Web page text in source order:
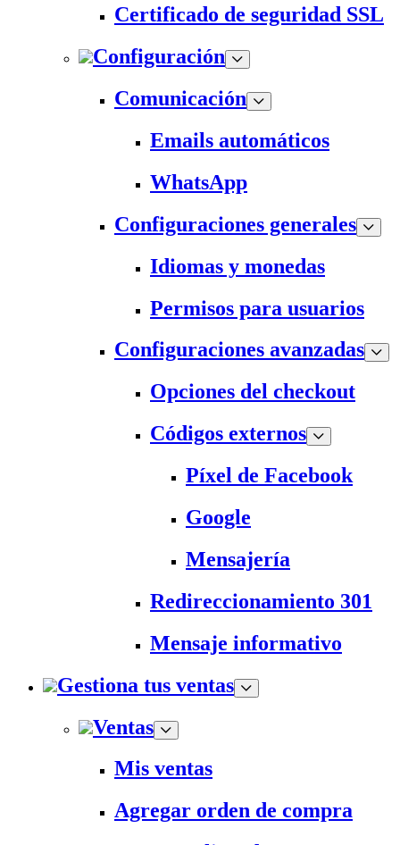
Certificado de seguridad SSL
Configuración
Comunicación
Emails automáticos
WhatsApp
Configuraciones generales
Idiomas y monedas
Permisos para usuarios
Configuraciones avanzadas
Opciones del checkout
Códigos externos
Píxel de Facebook
Google
Mensajería
Redireccionamiento 301
Mensaje informativo
Gestiona tus ventas
Ventas
Mis ventas
Agregar orden de compra